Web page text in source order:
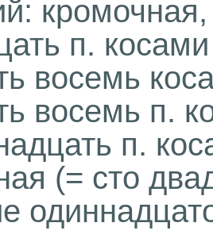
п.
восемь
восемь п.
п.
(= сто